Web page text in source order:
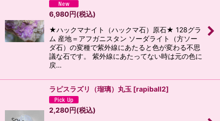
6,980円(税込)
★ハックマナイト（ハックマ石）原石★ 128グラ
ム 産地＝アフガニスタン ソーダライト（方ソー
ダ石）の変種で紫外線にあたると色が変わる不思
議な石です。 紫外線にあたってない時は元の色に
戻…
ラピスラズリ（瑠璃）丸玉 [rapiball2]
2,280円(税込)